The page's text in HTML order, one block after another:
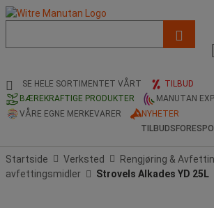
og
søkehistorikk
SE HELE SORTIMENTET VÅRT
TILBUD
BÆREKRAFTIGE PRODUKTER
MANUTAN
VÅRE EGNE MERKEVARER
NYHETER
Startside Verksted Rengjøring &
avfettingsmidler
Strovels Alkades YD 25L